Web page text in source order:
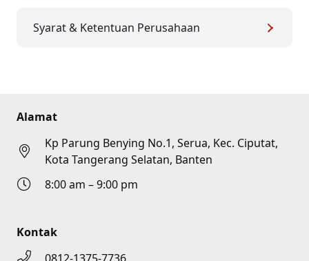
Syarat & Ketentuan Perusahaan
Alamat
Kp Parung Benying No.1, Serua, Kec. Ciputat,
Kota Tangerang Selatan, Banten
8:00 am – 9:00 pm
Kontak